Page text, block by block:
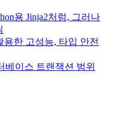
용 Jinja2처럼, 그러나
용한 고성능, 타입 안전
베이스 트랜잭션 범위